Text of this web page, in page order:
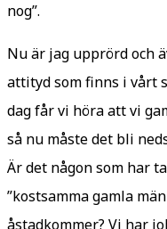
nog”.
Nu är jag upprörd och
attityd som finns i vårt
dag får vi höra att vi
så nu måste det bli
Är det någon som har
”kostsamma gamla
åstadkommer? Vi har